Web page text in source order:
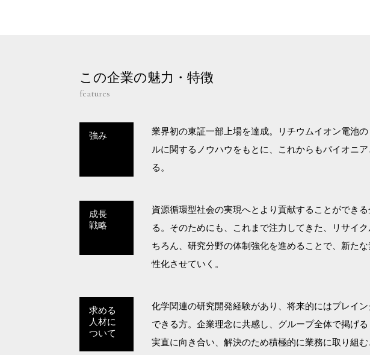
この企業の魅力・特徴
features
強み
業界初の東証一部上場を達成。リチウムイオン電池
ルに関するノウハウをもとに、これからもパイオニ
る。
成長
戦略
資源循環型社会の実現へとより貢献することができ
る。そのためにも、これまで注力してきた、リサイ
ちろん、研究分野の体制強化を進めることで、新た
性化させていく。
求める
人材に
ついて
化学関連の研究開発経験があり、将来的にはプレイ
できる方。企業理念に共感し、グループ全体で掲げ
実直に向き合い、解決のため積極的に業務に取り組む